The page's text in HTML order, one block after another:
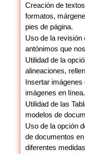
Creación de
formatos,
pies de página.
Uso de la
antónimos que
Utilidad de la
alineaciones,
Insertar imágenes
imágenes en línea.
Utilidad de las
modelos de
Uso de la opción
de documentos
diferentes